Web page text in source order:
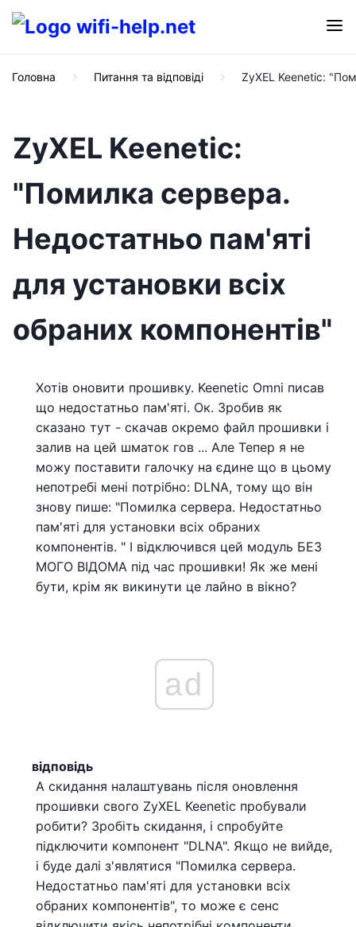
Головна Питання та відповіді ZyXEL Keenetic:
ZyXEL Keenetic:
"Помилка сервера.
Недостатньо пам'яті
для установки всіх
обраних компонентів"
Хотів оновити прошивку. Keenetic Omni писав
що недостатньо пам'яті. Ок. Зробив як
сказано тут - скачав окремо файл прошивки і
залив на цей шматок гов ... Але Тепер я не
можу поставити галочку на єдине що в цьому
непотребі мені потрібно: DLNA, тому що він
знову пише: "Помилка сервера. Недостатньо
пам'яті для установки всіх обраних
компонентів. " І відключився цей модуль БЕЗ
МОГО ВІДОМА під час прошивки! Як же мені
бути, крім як викинути це лайно в вікно?
ad
відповідь
А скидання налаштувань після оновлення
прошивки свого ZyXEL Keenetic пробували
робити? Зробіть скидання, і спробуйте
підключити компонент "DLNA". Якщо не вийде,
і буде далі з'являтися "Помилка сервера.
Недостатньо пам'яті для установки всіх
обраних компонентів", то може є сенс